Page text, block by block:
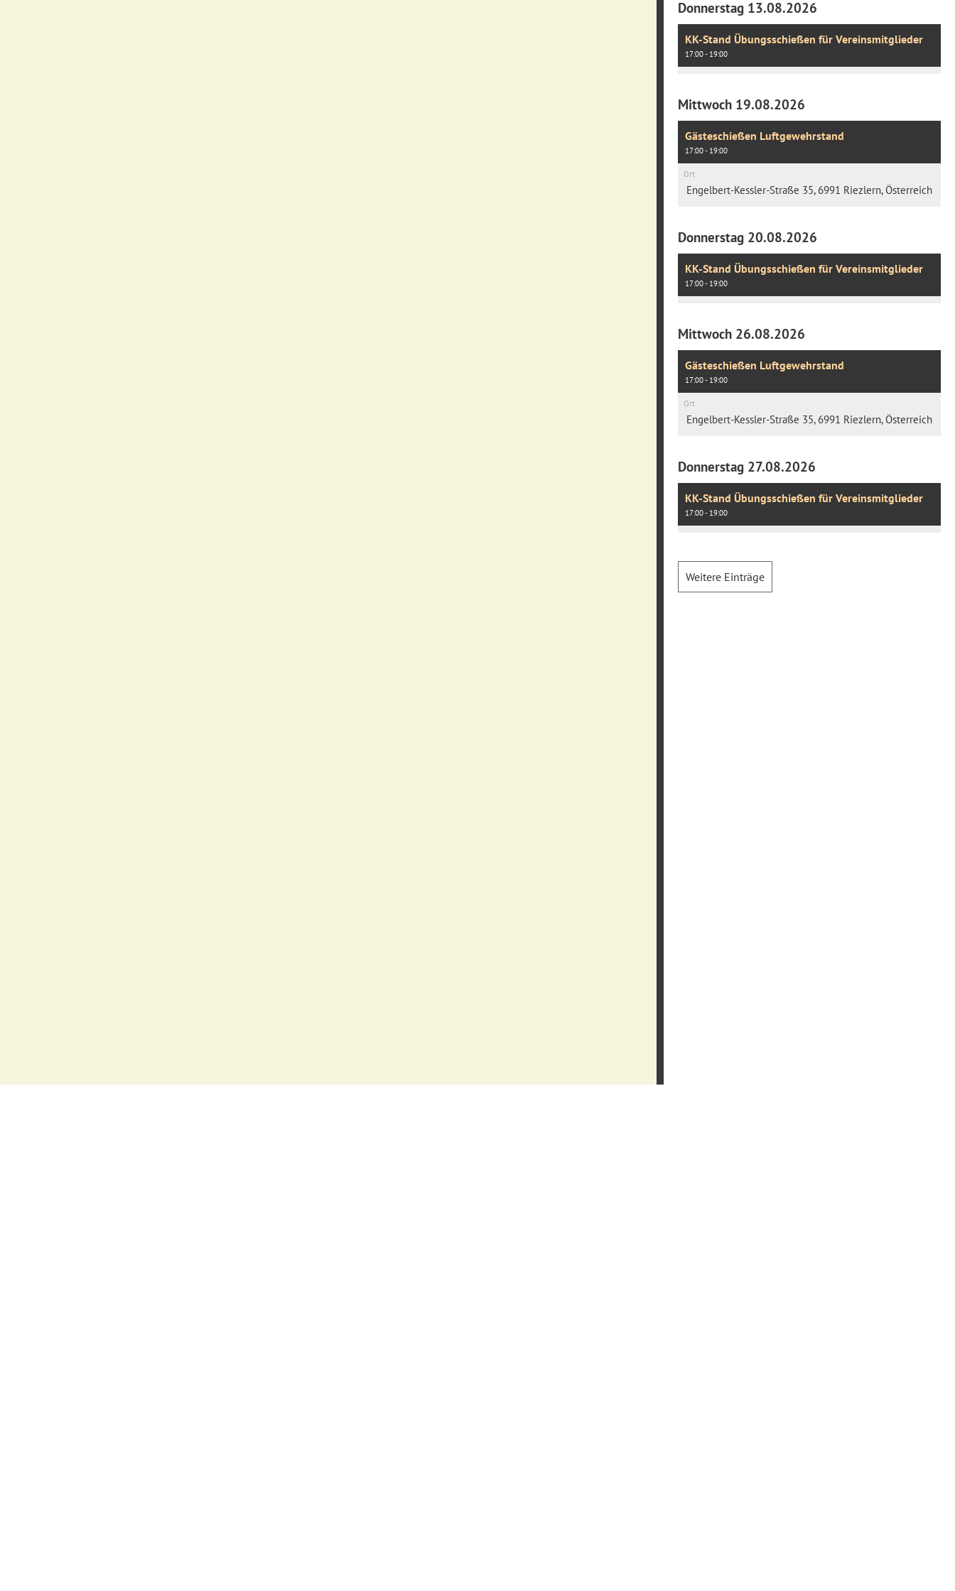
Donnerstag 13.08.2026
KK-Stand Übungsschießen für Vereinsmitglieder
17:00 - 19:00
Mittwoch 19.08.2026
Gästeschießen Luftgewehrstand
17:00 - 19:00
Ort
Engelbert-Kessler-Straße 35, 6991 Riezlern, Österreich
Donnerstag 20.08.2026
KK-Stand Übungsschießen für Vereinsmitglieder
17:00 - 19:00
Mittwoch 26.08.2026
Gästeschießen Luftgewehrstand
17:00 - 19:00
Ort
Engelbert-Kessler-Straße 35, 6991 Riezlern, Österreich
Donnerstag 27.08.2026
KK-Stand Übungsschießen für Vereinsmitglieder
17:00 - 19:00
Weitere Einträge